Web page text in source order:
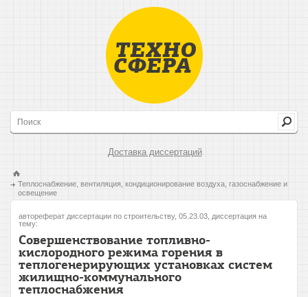
Доставка диссертаций
Теплоснабжение, вентиляция, кондиционирование воздуха, газоснабжение и
освещение
автореферат диссертации по строительству, 05.23.03, диссертация на
тему:
Совершенствование топливно-
кислородного режима горения в
теплогенерирующих установках систем
жилищно-коммунального
теплоснабжения